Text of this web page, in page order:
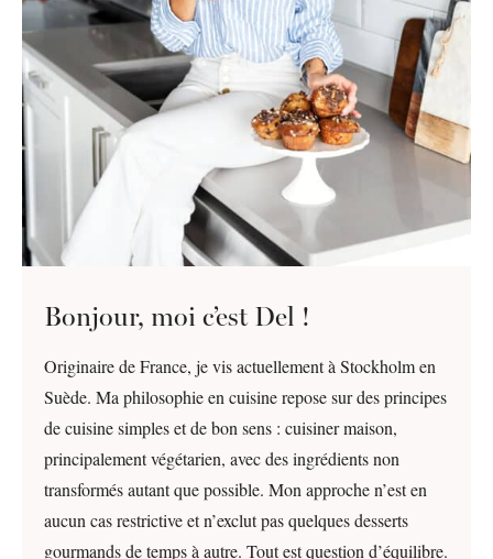
Bonjour, moi c’est Del !
Originaire de France, je vis actuellement à Stockholm en
Suède. Ma philosophie en cuisine repose sur des principes
de cuisine simples et de bon sens : cuisiner maison,
principalement végétarien, avec des ingrédients non
transformés autant que possible. Mon approche n’est en
aucun cas restrictive et n’exclut pas quelques desserts
gourmands de temps à autre. Tout est question d’équilibre.